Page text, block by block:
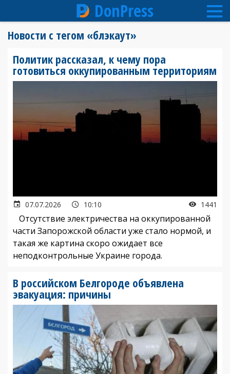
содержанию
DonPress
Новости с тегом «блэкаут»
Политик рассказал, к чему пора
готовиться оккупированным территориям
07.07.2026 10:10 1441
Отсутствие электричества на оккупированной
части Запорожской области уже стало нормой, и
такая же картина скоро ожидает все
неподконтрольные Украине города.
В российском Белгороде объявлена
эвакуация: причины